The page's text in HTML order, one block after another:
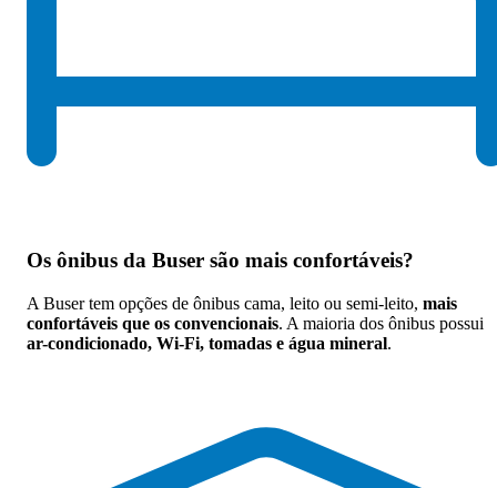
Os ônibus da Buser são mais confortáveis?
A Buser tem opções de ônibus cama, leito ou semi-leito, mais
confortáveis que os convencionais. A maioria dos ônibus possui
ar-condicionado, Wi-Fi, tomadas e água mineral.